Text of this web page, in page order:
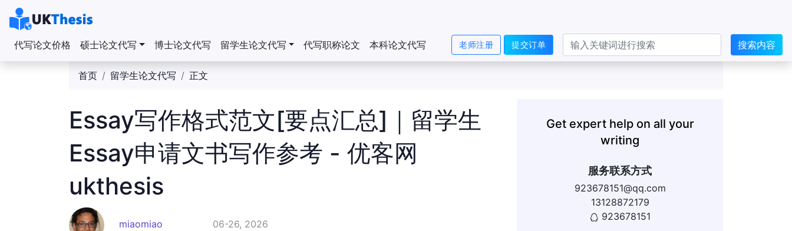
代写论文价格 硕士论文代写 博士论文代写 留学生论文代写 代写职称论文 本科论文代写 搜索内容
老师注册 提交订单
首页 留学生论文代写 正文
Essay写作格式范文[要点汇总]｜留学生
Essay申请文书写作参考 - 优客网
ukthesis
miaomiao 06-26, 2026
Get expert help on all your
writing
服务联系方式
923678151@qq.com
13128872179
923678151